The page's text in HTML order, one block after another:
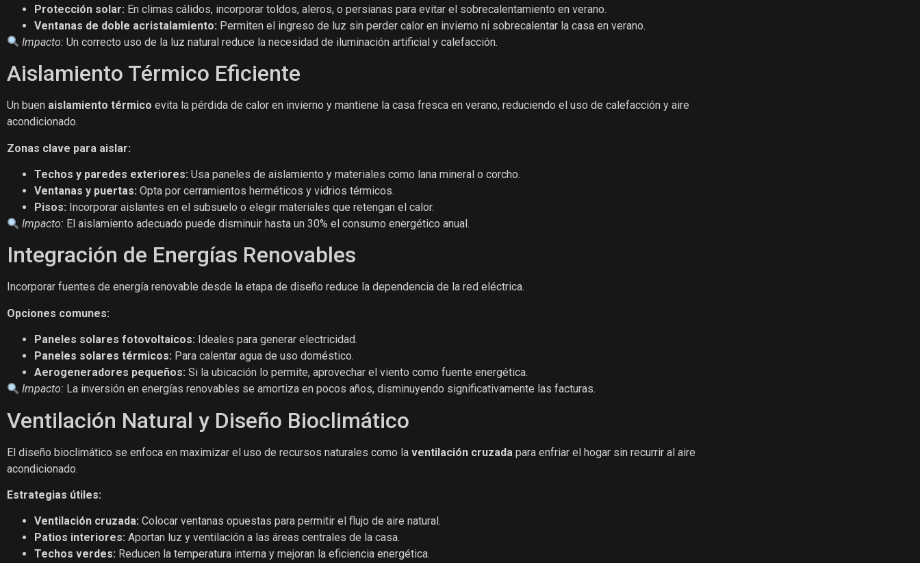
Protección solar: En climas cálidos, incorporar toldos, aleros, o persianas para evitar el sobrecalentamiento en verano.
Ventanas de doble acristalamiento: Permiten el ingreso de luz sin perder calor en invierno ni sobrecalentar la casa en verano.
Impacto: Un correcto uso de la luz natural reduce la necesidad de iluminación artificial y calefacción.
Aislamiento Térmico Eficiente
Un buen aislamiento térmico evita la pérdida de calor en invierno y mantiene la casa fresca en verano, reduciendo el uso de calefacción y aire
acondicionado.
Zonas clave para aislar:
Techos y paredes exteriores: Usa paneles de aislamiento y materiales como lana mineral o corcho.
Ventanas y puertas: Opta por cerramientos herméticos y vidrios térmicos.
Pisos: Incorporar aislantes en el subsuelo o elegir materiales que retengan el calor.
Impacto: El aislamiento adecuado puede disminuir hasta un 30% el consumo energético anual.
Integración de Energías Renovables
Incorporar fuentes de energía renovable desde la etapa de diseño reduce la dependencia de la red eléctrica.
Opciones comunes:
Paneles solares fotovoltaicos: Ideales para generar electricidad.
Paneles solares térmicos: Para calentar agua de uso doméstico.
Aerogeneradores pequeños: Si la ubicación lo permite, aprovechar el viento como fuente energética.
Impacto: La inversión en energías renovables se amortiza en pocos años, disminuyendo significativamente las facturas.
Ventilación Natural y Diseño Bioclimático
El diseño bioclimático se enfoca en maximizar el uso de recursos naturales como la ventilación cruzada para enfriar el hogar sin recurrir al aire
acondicionado.
Estrategias útiles:
Ventilación cruzada: Colocar ventanas opuestas para permitir el flujo de aire natural.
Patios interiores: Aportan luz y ventilación a las áreas centrales de la casa.
Techos verdes: Reducen la temperatura interna y mejoran la eficiencia energética.